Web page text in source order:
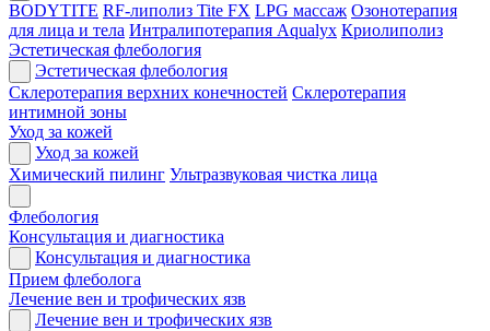
BODYTITE RF-липолиз Tite FX LPG массаж Озонотерапия
для лица и тела Интралипотерапия Aqualyx Криолиполиз
Эстетическая флебология
Эстетическая флебология
Склеротерапия верхних конечностей Склеротерапия
интимной зоны
Уход за кожей
Уход за кожей
Химический пилинг Ультразвуковая чистка лица
Флебология
Консультация и диагностика
Консультация и диагностика
Прием флеболога
Лечение вен и трофических язв
Лечение вен и трофических язв